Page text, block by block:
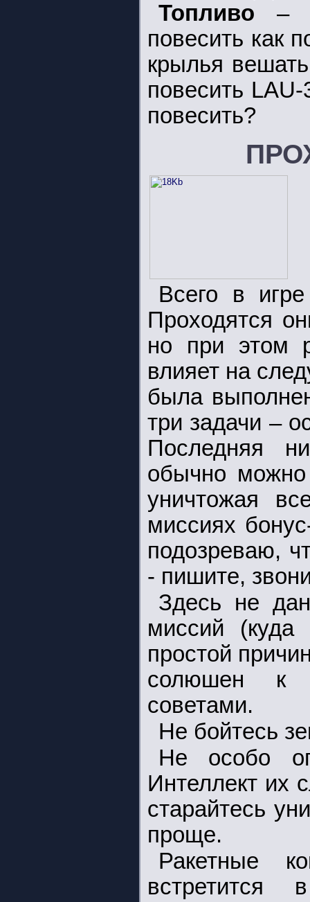
Топливо–
повесить как
крылья
повесить
повесить?
Всего в
Проходятся
но при этом
влияет на
была
три задачи –
Последняя
обычно
уничтожая
миссиях
подозреваю,
- пишите,
Здесь не
миссий (куда
простой
солюшен к
советами.
Не бойтесь
Не особо
Интеллект их
старайтесь
проще.
Ракетные